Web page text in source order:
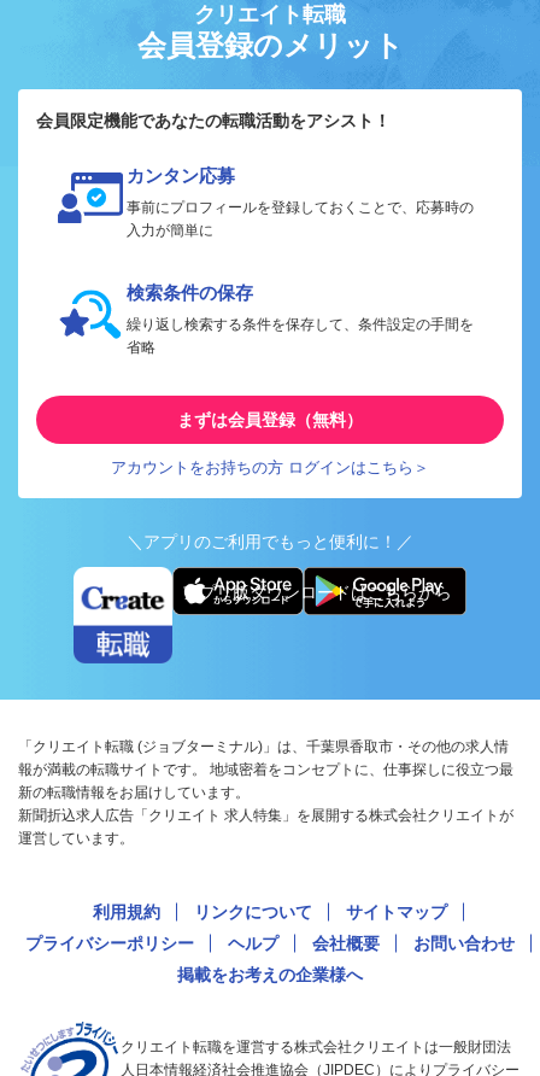
クリエイト転職
会員登録のメリット
会員限定機能であなたの転職活動をアシスト！
カンタン応募
事前にプロフィールを登録しておくことで、応募時の
入力が簡単に
検索条件の保存
繰り返し検索する条件を保存して、条件設定の手間を
省略
まずは会員登録（無料）
アカウントをお持ちの方 ログインはこちら＞
＼アプリのご利用でもっと便利に！／
アプリ版ダウンロードはこちらから
「クリエイト転職 (ジョブターミナル)」は、千葉県香取市・その他の求人情
報が満載の転職サイトです。 地域密着をコンセプトに、仕事探しに役立つ最
新の転職情報をお届けしています。
新聞折込求人広告「クリエイト 求人特集」を展開する株式会社クリエイトが
運営しています。
利用規約 リンクについて
サイトマップ
プライバシーポリシー
ヘルプ 会社概要
お問い合わせ
掲載をお考えの企業様へ
クリエイト転職を運営する株式会社クリエイトは一般財団法
人日本情報経済社会推進協会（JIPDEC）によりプライバシー